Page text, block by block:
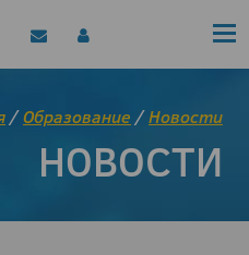
рекомендации
документы
(статьи)
канал
/Образование /Новости
НОВОСТИ